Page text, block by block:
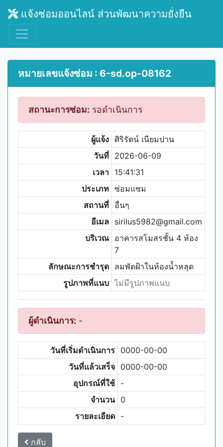
แจ้งซ่อมออนไลน์ ส่วนพัฒนาความยั่งยืน
หมายเลขแจ้งซ่อม : 6-sd.op-08162
สถานะการซ่อม: รอดำเนินการ
ผู้แจ้ง ศิริรัตน์ เนียมปาน
วันที่ 2026-06-09
เวลา 15:41:31
ประเภท ซ่อมแซม
สถานที่ อื่นๆ
อีเมล sirilus5982@gmail.com
บริเวณ อาคารสโมสรชั้น 4 ห้อง
7
ลักษณะการชำรุด ลมพัดฝ้าในห้องน้ำหลุด
รูปภาพที่แนบ ไม่มีรูปภาพแนบ
ผู้ดำเนินการ: -
วันที่เริ่มดำเนินการ 0000-00-00
วันที่แล้วเสร็จ 0000-00-00
อุปกรณ์ที่ใช้ -
จำนวน 0
รายละเอียด -
กลับ